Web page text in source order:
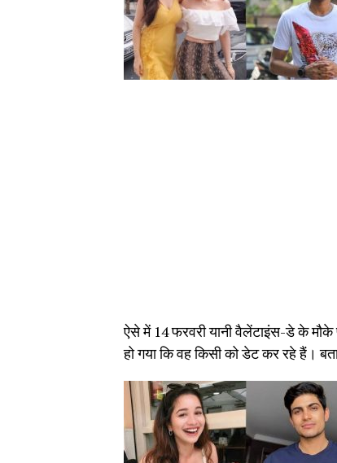
ऐसे में 14 फरवरी यानी वैलेंटाइंस-डे के
हो गया कि वह किसी को डेट कर रहे हैं।